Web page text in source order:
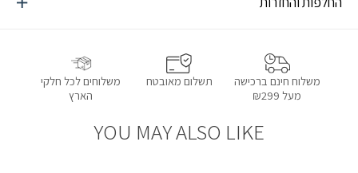
משלוח חינם ברכישה
מעל ₪299
תשלום מאובטח
משלוחים לכל חלקי
הארץ
YOU MAY ALSO LIKE